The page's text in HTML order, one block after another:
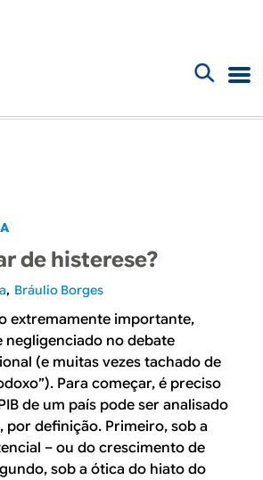
o
r
i
o
d
e
b
de histerese?
Bráulio Borges
extremamente importante,
negligenciado no debate
(e muitas vezes tachado de
Para começar, é preciso
de um país pode ser analisado
por definição. Primeiro, sob a
– ou do crescimento de
sob a ótica do hiato do